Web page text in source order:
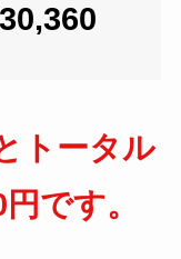
トータル
です。